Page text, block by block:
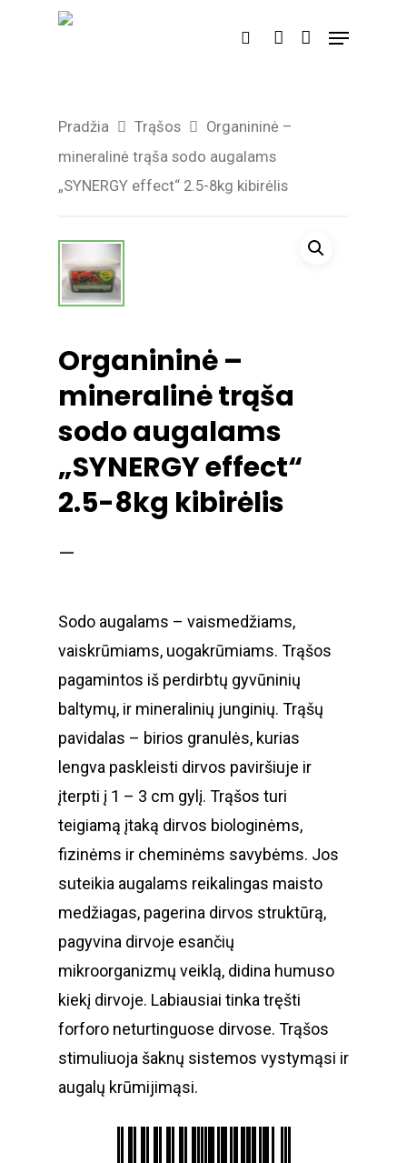
paiešką aba ESC, kad išeitumėte.
Pradžia Trąšos
Organininė –
mineralinė trąša sodo augalams
„SYNERGY effect“ 2.5-8kg kibirėlis
Organininė –
mineralinė trąša
sodo augalams
„SYNERGY effect“
2.5-8kg kibirėlis
–
Sodo augalams – vaismedžiams,
vaiskrūmiams, uogakrūmiams. Trąšos
pagamintos iš perdirbtų gyvūninių
baltymų, ir mineralinių junginių. Trąšų
pavidalas – birios granulės, kurias
lengva paskleisti dirvos paviršiuje ir
įterpti į 1 – 3 cm gylį. Trąšos turi
teigiamą įtaką dirvos biologinėms,
fizinėms ir cheminėms savybėms. Jos
suteikia augalams reikalingas maisto
medžiagas, pagerina dirvos struktūrą,
pagyvina dirvoje esančių
mikroorganizmų veiklą, didina humuso
kiekį dirvoje. Labiausiai tinka tręšti
forforo neturtinguose dirvose. Trąšos
stimuliuoja šaknų sistemos vystymąsi ir
augalų krūmijimąsi.